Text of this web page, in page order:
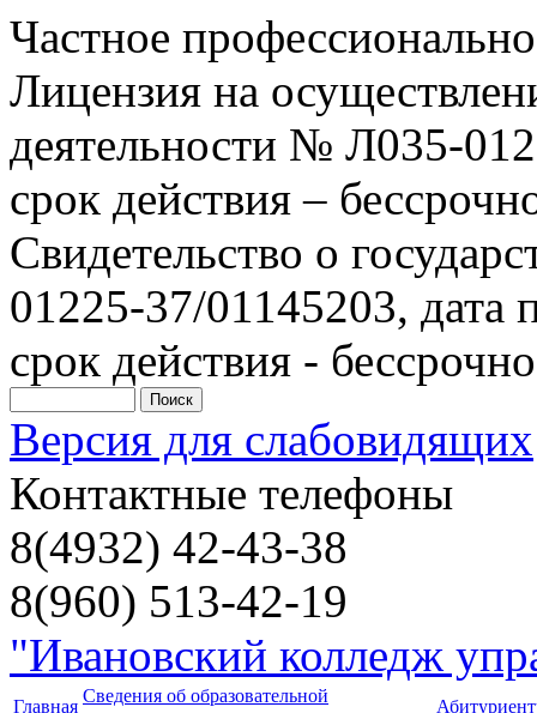
Частное
Лицензия на
деятельности № Л035-
срок действия –
Свидетельство о
01225-37/01145203, дата
срок действия - бессрочно
Версия для слабовидящих
Контактные телефоны
8(4932) 42-43-38
8(960) 513-42-19
"Ивановский колледж
Главная
Сведения об образовательной